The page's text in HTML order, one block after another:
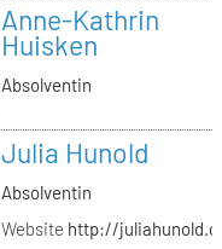
Anne-Kathrin
Huisken
Absolventin
Julia Hunold
Absolventin
Website http://